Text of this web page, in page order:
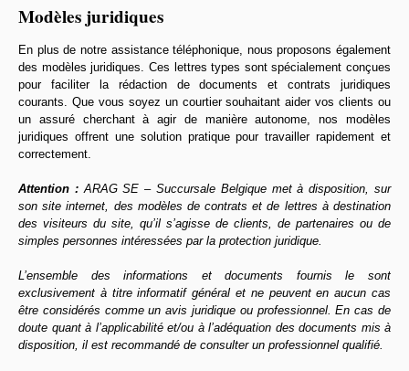
Modèles juridiques
En plus de notre assistance téléphonique, nous proposons également
des modèles juridiques. Ces lettres types sont spécialement conçues
pour faciliter la rédaction de documents et contrats juridiques
courants. Que vous soyez un courtier souhaitant aider vos clients ou
un assuré cherchant à agir de manière autonome, nos modèles
juridiques offrent une solution pratique pour travailler rapidement et
correctement.
Attention :ARAG SE – Succursale Belgique met à disposition, sur
son site internet, des modèles de contrats et de lettres à destination
des visiteurs du site, qu’il s’agisse de clients, de partenaires ou de
simples personnes intéressées par la protection juridique.
L’ensemble des informations et documents fournis le sont
exclusivement à titre informatif général et ne peuvent en aucun cas
être considérés comme un avis juridique ou professionnel. En cas de
doute quant à l’applicabilité et/ou à l’adéquation des documents mis à
disposition, il est recommandé de consulter un professionnel qualifié.